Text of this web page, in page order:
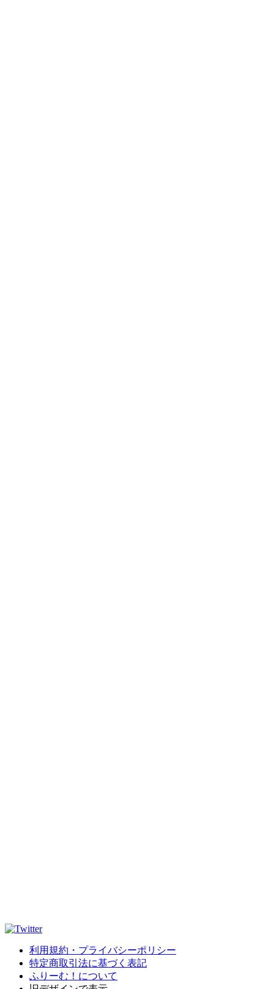
利用規約・プライバシーポリシー
特定商取引法に基づく表記
ふりーむ！について